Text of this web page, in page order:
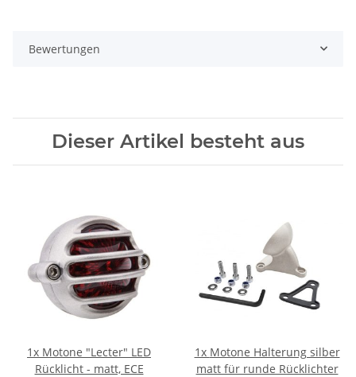
Bewertungen
Dieser Artikel besteht aus
1x Motone "Lecter" LED
Rücklicht - matt, ECE
1x Motone Halterung silber
matt für runde Rücklichter